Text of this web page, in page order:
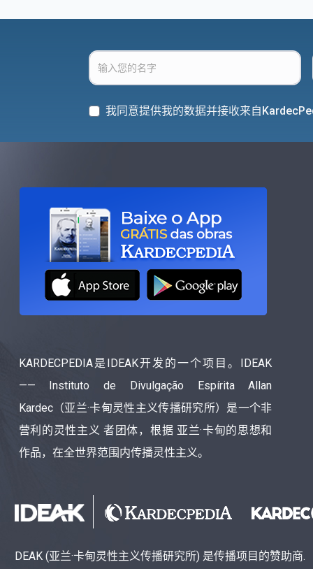
我同意提供我的数据并接收来自
KARDECPEDIA是IDEAK开发的一个项目。IDEAK
—— Instituto de Divulgação Espírita Allan
Kardec（亚兰·卡甸灵性主义传播研究所）是一个非
营利的灵性主义 者团体，根据 亚兰·卡甸的思想和
作品，在全世界范围内传播灵性主义。
DEAK (亚兰·卡甸灵性主义传播研究所) 是传播项目的赞助商.